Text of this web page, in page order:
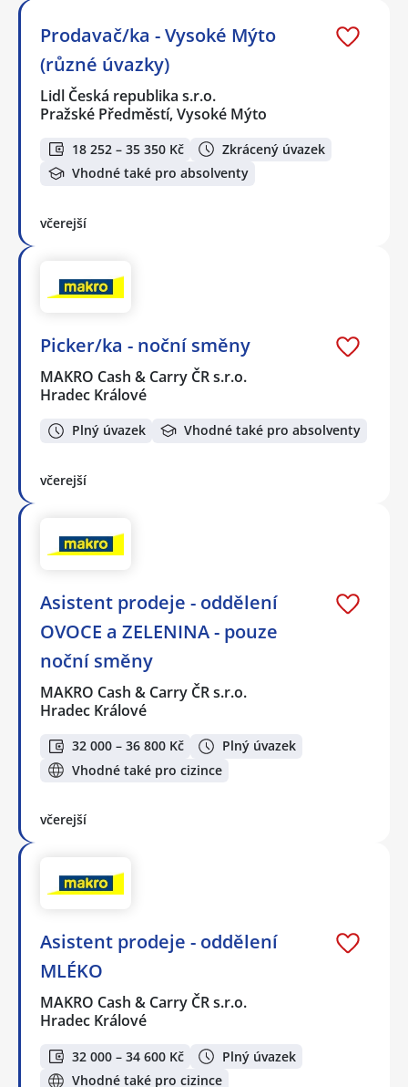
Prodavač/ka - Vysoké Mýto
(různé úvazky)
Lidl Česká republika s.r.o.
Pražské Předměstí, Vysoké Mýto
18 252 – 35 350 Kč
Zkrácený úvazek
Vhodné také pro absolventy
včerejší
Picker/ka - noční směny
MAKRO Cash & Carry ČR s.r.o.
Hradec Králové
Plný úvazek Vhodné také pro absolventy
včerejší
Asistent prodeje - oddělení
OVOCE a ZELENINA - pouze
noční směny
MAKRO Cash & Carry ČR s.r.o.
Hradec Králové
32 000 – 36 800 Kč
Plný úvazek
Vhodné také pro cizince
včerejší
Asistent prodeje - oddělení
MLÉKO
MAKRO Cash & Carry ČR s.r.o.
Hradec Králové
32 000 – 34 600 Kč
Plný úvazek
Vhodné také pro cizince